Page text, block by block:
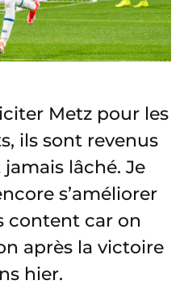
Metz pour les
ils sont revenus
lâché. Je
s’améliorer
content car on
après la victoire
hier.